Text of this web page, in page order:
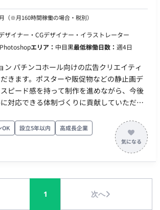
時間目安。ただし、参画当初は月32時間や
段階的に稼働を増やす想定です） ・リモー
クス稼働：可
（※月160時間稼働の場合・税別）
ザイナー・CGデザイナー・イラストレーター
エリア： 中目黒最低稼働日数： 週4日
ン パチンコホール向けの広告クリエイティ
きます。ポスターや販促物などの静止画デ
ピード感を持って制作を進めながら、今後
対応できる体制づくりに貢献していただく
ンコホール向けポスター制作 ・販促物デザ
ー制作 ・静止画クリエイティブ制作 【動
作】 ・広告動画制作 ・After Effectsを用い
な方歓迎） ■働き方 ・稼働量：週
OK 設立5年以内
高成長企業
1 次へ